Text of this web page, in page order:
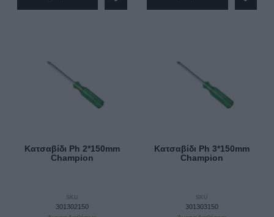
Κατσαβίδι Ph 2*150mm
Champion
SKU
301302150
Κατσαβίδι Ph 3*150mm
Champion
SKU
301303150